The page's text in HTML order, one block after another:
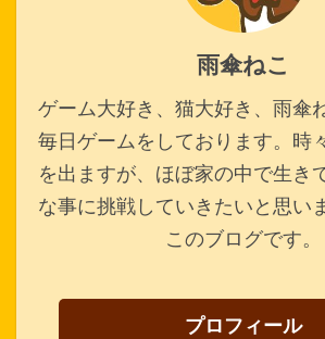
雨傘ねこ
ゲーム大好き、猫大好き、雨傘
毎日ゲームをしております。時
を出ますが、ほぼ家の中で生き
な事に挑戦していきたいと思い
このブログです。
プロフィール